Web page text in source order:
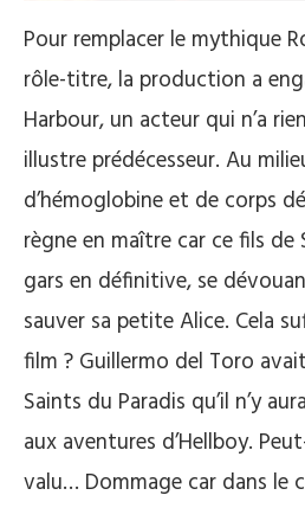
Pour remplacer le mythique
rôle-titre, la production a
Harbour, un acteur qui n’a
illustre prédécesseur. Au
d’hémoglobine et de corps
règne en maître car ce fils
gars en définitive, se
sauver sa petite Alice. Cela
film ? Guillermo del Toro
Saints du Paradis qu’il n’y
aux aventures d’Hellboy.
valu… Dommage car dans le